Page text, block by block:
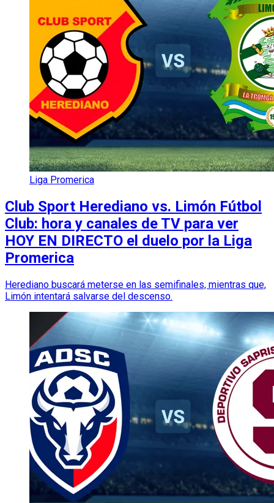
Liga Promerica
Club Sport Herediano vs. Limón Fútbol
Club: hora y canales de TV para ver
HOY EN DIRECTO el duelo por la Liga
Promerica
Herediano buscará meterse en las semifinales, mientras que,
Limón intentará salvarse del descenso.